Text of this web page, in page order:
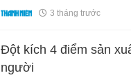
3 tháng trước
Đột kích 4 điểm sản
người